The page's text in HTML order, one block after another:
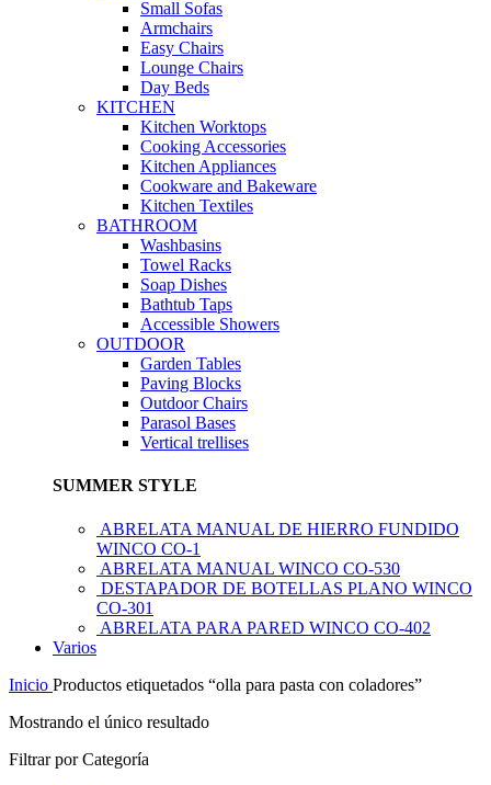
Small Sofas
Armchairs
Easy Chairs
Lounge Chairs
Day Beds
KITCHEN
Kitchen Worktops
Cooking Accessories
Kitchen Appliances
Cookware and Bakeware
Kitchen Textiles
BATHROOM
Washbasins
Towel Racks
Soap Dishes
Bathtub Taps
Accessible Showers
OUTDOOR
Garden Tables
Paving Blocks
Outdoor Chairs
Parasol Bases
Vertical trellises
SUMMER STYLE
ABRELATA MANUAL DE HIERRO FUNDIDO
WINCO CO-1
ABRELATA MANUAL WINCO CO-530
DESTAPADOR DE BOTELLAS PLANO WINCO
CO-301
ABRELATA PARA PARED WINCO CO-402
Varios
Inicio Productos etiquetados “olla para pasta con coladores”
Mostrando el único resultado
Filtrar por Categoría